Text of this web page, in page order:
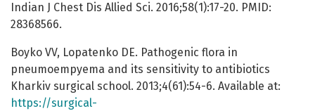
Indian J Chest Dis Allied Sci. 2016;58(1):17-20. PMID:
28368566.
Boyko VV, Lopatenko DE. Pathogenic flora in
pneumoempyema and its sensitivity to antibiotics
Kharkiv surgical school. 2013;4(61):54-6. Available at:
https://surgical-